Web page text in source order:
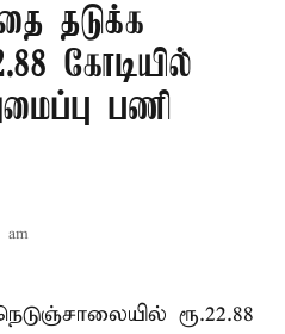
தடுக்க
கோடியில்
பணி
am
ரூ.22.88